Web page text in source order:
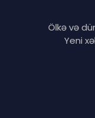
Ölkə və
Yeni